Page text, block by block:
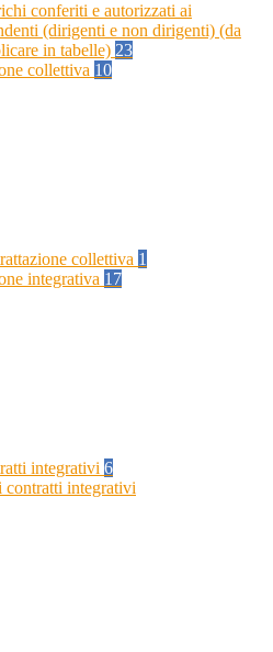
conferiti e autorizzati ai
(dirigenti e non dirigenti) (da
in tabelle) 23
collettiva 10
collettiva 1
integrativa 17
integrativi 6
contratti integrativi